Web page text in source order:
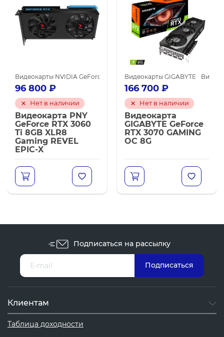
GeForce RTX 3060 Ti Видеокарты NVIDIA для майнинга
Видеокарты NVIDIA GeForce RTX 3060 Ti Видеокарты NVIDIA для
96 800 ₽
Нет в наличии
Видеокарта PNY
GeForce RTX 3060
Ti 8GB XLR8
Gaming REVEL
EPIC-X
Видеокарты GIGABYTE
166 700 ₽
Нет в наличии
Видеокарта
GIGABYTE GeForce
RTX 3070 GAMING
OC 8G
Подписаться на рассылку
Клиентам
Таблица доходности